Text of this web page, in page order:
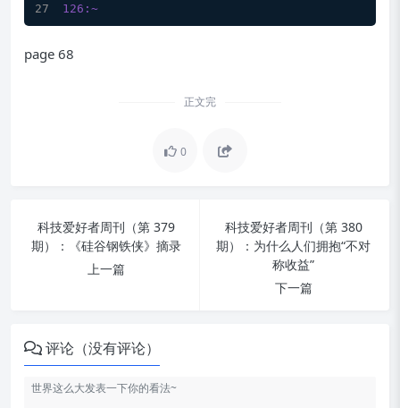
126:~
page 68
正文完
0
科技爱好者周刊（第 379
期）：《硅谷钢铁侠》摘录
上一篇
科技爱好者周刊（第 380
期）：为什么人们拥抱“不对
称收益”
下一篇
评论（没有评论）